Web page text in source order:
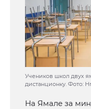
Учеников школ двух
дистанционку. Фото:
На Ямале за